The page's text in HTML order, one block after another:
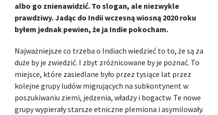
albo go znienawidzić. To slogan, ale niezwykle
prawdziwy. Jadąc do Indii wczesną wiosną 2020 roku
byłem jednak pewien, że ja Indie pokocham.
Najważniejsze co trzeba o Indiach wiedzieć to to, że są za
duże by je zwiedzić. I zbyt zróżnicowane by je poznać. To
miejsce, które zasiedlane było przez tysiące lat przez
kolejne grupy ludów migrujących na subkontynent w
poszukiwaniu ziemi, jedzenia, władzy i bogactw. Te nowe
grupy wypierały starsze etniczne plemiona i asymilowały.